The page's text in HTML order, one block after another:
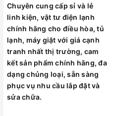
Chuyên cung cấp sỉ và lẻ
linh kiện, vật tư điện lạnh
chính hãng cho điều hòa, tủ
lạnh, máy giặt với giá cạnh
tranh nhất thị trường, cam
kết sản phẩm chính hãng, đa
dạng chủng loại, sẵn sàng
phục vụ nhu cầu lắp đặt và
sửa chữa.